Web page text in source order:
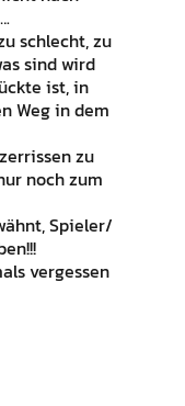
schlecht, zu
sind wird
ist, in
Weg in dem
zu
noch zum
Spieler/
vergessen